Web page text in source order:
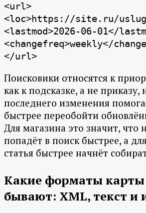
<url>
<loc>https://site.ru/
<lastmod>2026-06-01</
<changefreq>weekly</
</url>
Поисковики относятся к
как к подсказке, а не приказу,
последнего изменения
быстрее переобойти
Для магазина это значит, что
попадёт в поиск быстрее, а
статья быстрее начнёт
Какие форматы карты
бывают: XML, текст и